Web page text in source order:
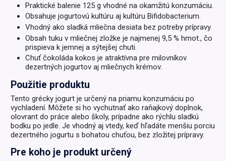
Praktické balenie 125 g vhodné na okamžitú konzumáciu.
Obsahuje jogurtovú kultúru aj kultúru Bifidobacterium.
Vhodný ako sladká mliečna desiata bez potreby prípravy.
Obsah tuku v mliečnej zložke je najmenej 9,5 % hmot., čo
prispieva k jemnej a sýtejšej chuti.
Chuť čokoláda kokos je atraktívna pre milovníkov
dezertných jogurtov aj mliečnych krémov.
Použitie produktu
Tento grécky jogurt je určený na priamu konzumáciu po
vychladení. Môžete si ho vychutnať ako raňajkový doplnok,
olovrant do práce alebo školy, prípadne ako rýchlu sladkú
bodku po jedle. Je vhodný aj vtedy, keď hľadáte menšiu porciu
dezertného jogurtu s bohatou chuťou, bez zložitej prípravy.
Pre koho je produkt určený